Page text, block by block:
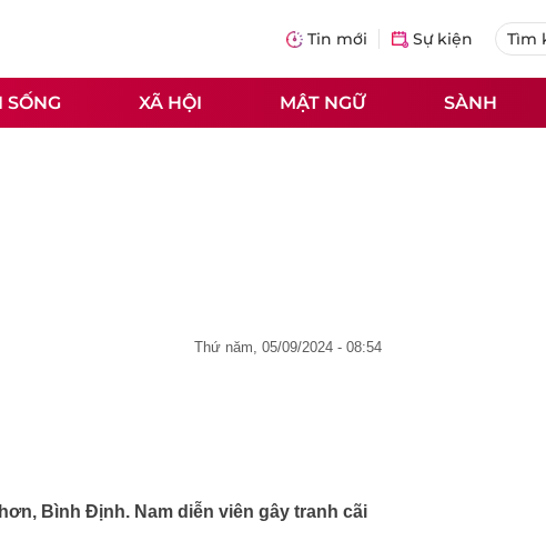
Tin mới Sự kiện
SỐNG XÃ HỘI MẬT NGỮ SÀNH
thứ năm, 05/09/2024 - 08:54
Bình Định. Nam diễn viên gây tranh cãi